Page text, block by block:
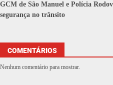
GCM de São Manuel e Polícia
segurança no trânsito
COMENTÁRIOS
Nenhum comentário para mostrar.